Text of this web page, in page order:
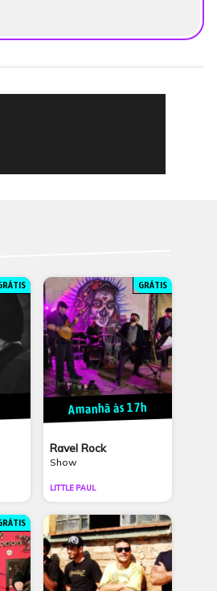
GRÁTIS
Amanhã às 17h
Ravel Rock
Show
LITTLE PAUL